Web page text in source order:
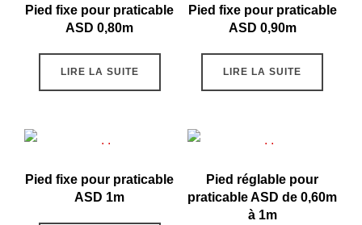
Pied fixe pour praticable
ASD 0,80m
LIRE LA SUITE
Pied fixe pour praticable
ASD 0,90m
LIRE LA SUITE
Pied fixe pour praticable
ASD 1m
Pied réglable pour
praticable ASD de 0,60m
à 1m